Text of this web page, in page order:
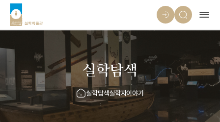
실학탐색
실학탐색실학자이야기